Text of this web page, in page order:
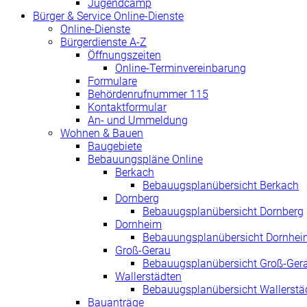
Jugendcamp
Bürger & Service Online-Dienste
Online-Dienste
Bürgerdienste A-Z
Öffnungszeiten
Online-Terminvereinbarung
Formulare
Behördenrufnummer 115
Kontaktformular
An- und Ummeldung
Wohnen & Bauen
Baugebiete
Bebauungspläne Online
Berkach
Bebauugsplanübersicht Berkach
Dornberg
Bebauugsplanübersicht Dornberg
Dornheim
Bebauungsplanübersicht
Groß-Gerau
Bebauugsplanübersicht Groß-
Wallerstädten
Bebauugsplanübersicht
Bauanträge